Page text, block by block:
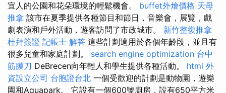
宜人的公園和花朵環境的輕鬆機會。 buffet外燴價格 天母
推拿 該市在夏季提供各種節目和節日，音樂會，展覽，戲
劇表演和戶外活動，遊客訪問了市政城市。 新竹整復推拿
杜拜簽證 記帳士 解答 這些計劃適用於各個年齡段，並且有
很多兒童和家庭計劃。 search engine optimization 台中
筋膜刀 DeBrecen向年輕人和學生提供各種活動。 html 外
資設立公司 台胞證台北 一個受歡迎的計劃是動物園，遊樂
園和Aquapark。 它設有一個600號廚房，設有650平方米